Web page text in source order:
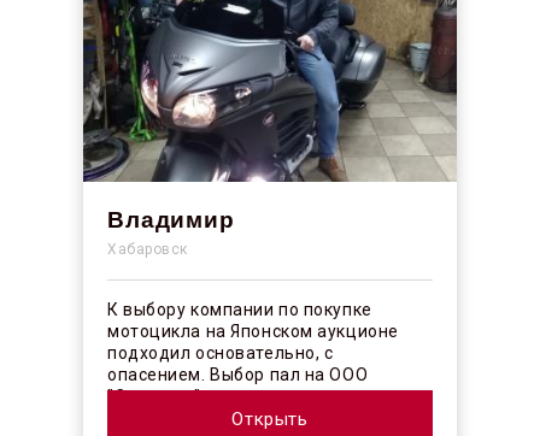
Владимир
Хабаровск
К выбору компании по покупке
мотоцикла на Японском аукционе
подходил основательно, с
опасением. Выбор пал на ООО
"Синергос" после изучения отзывов в
Открыть